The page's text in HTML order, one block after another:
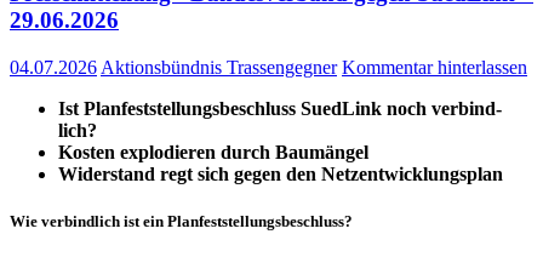
29.06.2026
04.07.2026 Aktionsbündnis Trassengegner Kommentar hinterlassen
Ist Plan­fest­stel­lungs­be­schluss Sued­Link noch ver­bind­
lich?
Kos­ten explo­die­ren durch Bau­män­gel
Wider­stand regt sich gegen den Netzentwicklungsplan
Wie ver­bind­lich ist ein Planfeststellungsbeschluss?